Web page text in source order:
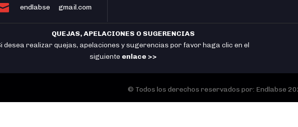
endlabse gmail.com
QUEJAS, APELACIONES O SUGERENCIAS
desea realizar quejas, apelaciones y sugerencias por favor haga clic en el
siguiente enlace >>
© Todos los derechos reservados por: Endlabse